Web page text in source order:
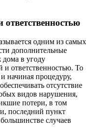
одним из самых
дополнительные
дома в угоду
и ответственностью. То
начиная процедуру,
отсутствие
видов нарушения,
потери, в том
последний пункт
случаев